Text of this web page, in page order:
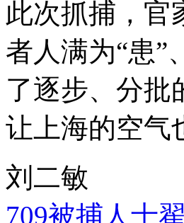
此次抓捕，官
者人满为“患”
了逐步、分批
让上海的空气
刘二敏
709被捕人士